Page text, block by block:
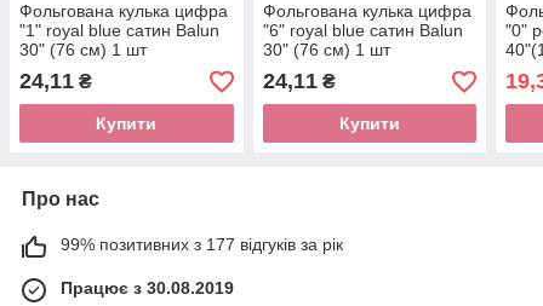
Фольгована кулька цифра
"1" royal blue сатин Balun
30" (76 см) 1 шт
24,11 ₴
Купити
Фольгована кулька цифра
"6" royal blue сатин Balun
30" (76 см) 1 шт
24,11₴
Купити
"0"
Про нас
99% позитивних з 177 відгуків за рік
Працює з 30.08.2019